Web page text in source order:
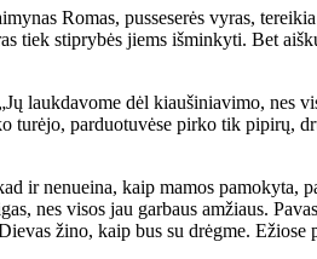
Ro­mas, pus­se­se­rės vy­ras,
tiek stip­ry­bės jiems iš­min­ky­ti. Bet
lauk­da­vo­me dėl kiau­ši­nia­vi­mo,
tu­rė­jo, par­duo­tu­vė­se pir­ko tik
ir ne­nu­ei­na, kaip ma­mos pa­mo­ky­ta,
nes vi­sos jau gar­baus am­žiaus.
ži­no, kaip bus su drėg­me.